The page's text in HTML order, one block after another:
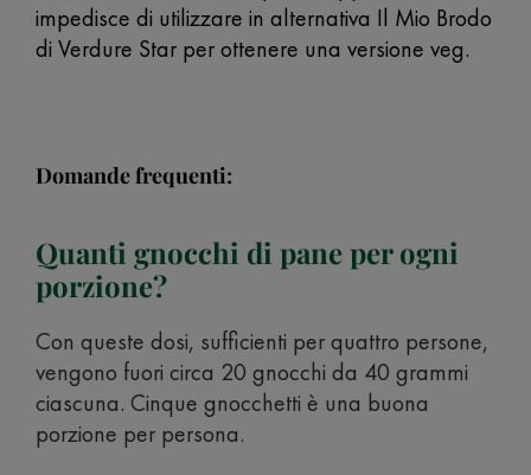
impedisce di utilizzare in alternativa Il Mio Brodo
di Verdure Star per ottenere una versione veg.
Domande frequenti:
Quanti gnocchi di pane per ogni
porzione?
Con queste dosi, sufficienti per quattro persone,
vengono fuori circa 20 gnocchi da 40 grammi
ciascuna. Cinque gnocchetti è una buona
porzione per persona.